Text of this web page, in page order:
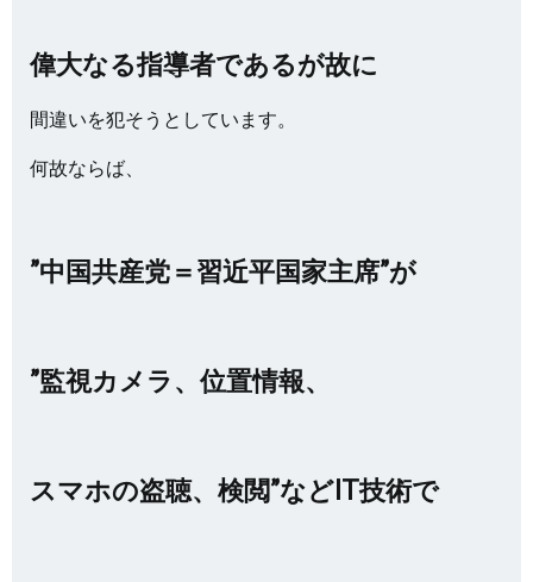
偉大なる指導者であるが故に
間違いを犯そうとしています。
何故ならば、
”中国共産党＝習近平国家主席”が
”監視カメラ、位置情報、
スマホの盗聴、検閲”などIT技術で